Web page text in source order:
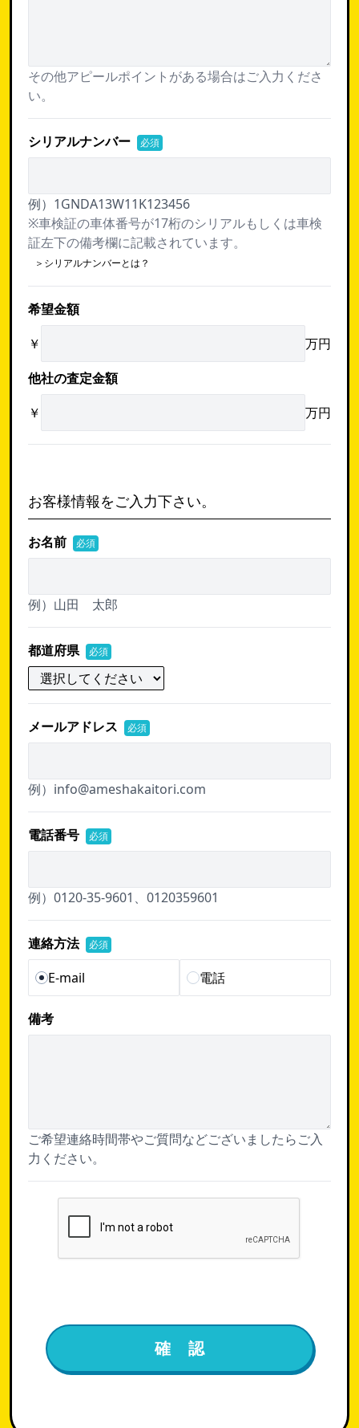
その他アピールポイントがある場合はご入力くださ
い。
シリアルナンバー 必須
例）1GNDA13W11K123456
※車検証の車体番号が17桁のシリアルもしくは車検
証左下の備考欄に記載されています。
＞シリアルナンバーとは？
希望金額
￥
万円
他社の査定金額
￥
万円
お客様情報をご入力下さい。
お名前 必須
例）山田 太郎
都道府県 必須
メールアドレス 必須
例）info@ameshakaitori.com
電話番号 必須
例）0120-35-9601、0120359601
連絡方法 必須
E-mail 電話
備考
ご希望連絡時間帯やご質問などございましたらご入
力ください。
確 認